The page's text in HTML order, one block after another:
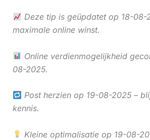
Deze tip is geüpdatet op 18-08-
maximale online winst.
Online verdienmogelijkheid
08-2025.
Post herzien op 19-08-2025 –
kennis.
Kleine optimalisatie op 19-08-